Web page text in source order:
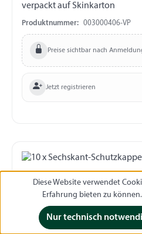
verpackt auf Skinkarton
Produktnummer: 003000406-VP
Preise sichtbar nach
Jetzt registrieren
Diese Website verwendet
Erfahrung bieten zu können.
Nur technisch